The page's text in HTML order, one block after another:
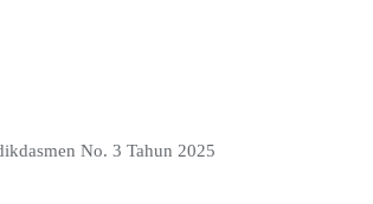
No. 3 Tahun 2025